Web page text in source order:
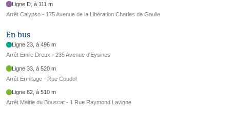
Ligne D, à 111 m
Arrêt Calypso - 175 Avenue de la Libération Charles de Gaulle
En bus
Ligne 23, à 496 m
Arrêt Emile Dreux - 235 Avenue d'Eysines
Ligne 33, à 520 m
Arrêt Ermitage - Rue Coudol
Ligne 82, à 510 m
Arrêt Mairie du Bouscat - 1 Rue Raymond Lavigne